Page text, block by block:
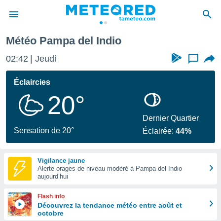
de
Météo Pampa del Indio
02:42 Jeudi ...
Éclaircies
20°
Sensation de 20°
Dernier Quartier
Éclairée:44%
Vigilance jaune
Alerte orages de niveau modéré à Pampa del Indio
aujourd’hui
Flash info
Découvrez la tendance météo entre août et
octobre